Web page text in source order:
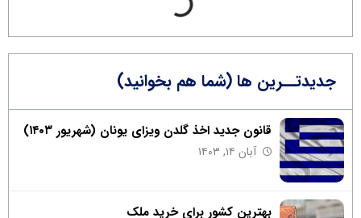
جدیدتــرین ها (شما هم بخوانید)
قانون جدید اخذ گلدن ویزای یونان (شهریور ۱۴۰۳)
آبان ۱۴, ۱۴۰۳
بهترین کشور برای خرید ملک